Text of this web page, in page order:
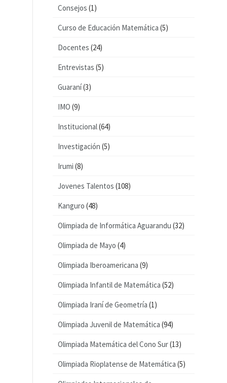
Consejos (1)
Curso de Educación Matemática (5)
Docentes (24)
Entrevistas (5)
Guaraní(3)
IMO (9)
Institucional(64)
Investigación (5)
Irumi (8)
Jovenes Talentos (108)
Kanguro (48)
Olimpiada de Informática Aguarandu (32)
Olimpiada de Mayo (4)
Olimpiada Iberoamericana (9)
Olimpiada Infantil de Matemática (52)
Olimpiada Iraní de Geometría (1)
Olimpiada Juvenil de Matemática (94)
Olimpiada Matemática del Cono Sur(13)
Olimpiada Rioplatense de Matemática (5)